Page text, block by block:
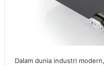
Dalam dunia industri